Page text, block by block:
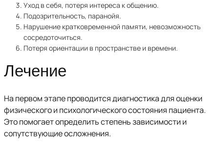
Уход в себя, потеря интереса к общению.
Подозрительность, паранойя.
Нарушение кратковременной памяти, невозможность
сосредоточиться.
Потеря ориентации в пространстве и времени.
Лечение
На первом этапе проводится диагностика для оценки
физического и психологического состояния пациента.
Это помогает определить степень зависимости и
сопутствующие осложнения.